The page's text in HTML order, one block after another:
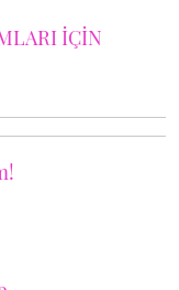
İÇİN